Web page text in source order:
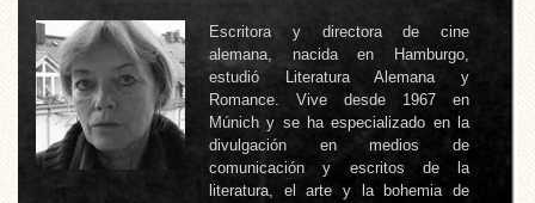
Escritora y directora de cine
alemana, nacida en Hamburgo,
estudió Literatura Alemana y
Romance. Vive desde 1967 en
Múnich y se ha especializado en la
divulgación en medios de
comunicación y escritos de la
literatura, el arte y la bohemia de